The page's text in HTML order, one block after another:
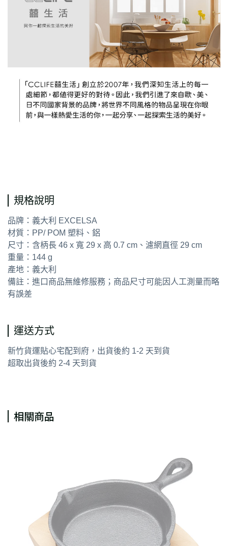
規格說明
品牌：義大利 EXCELSA
材質：PP/ POM 塑料、鋁
尺寸：含柄長 46 x 寬 29 x 高 0.7 cm、濾網直徑 29 cm
重量：144 g
產地：義大利
備註：進口商品無維修服務；商品尺寸可能因人工測量而略
有誤差
運送方式
新竹貨運貼心宅配到府，出貨後約 1-2 天到貨
超取出貨後約 2-4 天到貨
相關商品